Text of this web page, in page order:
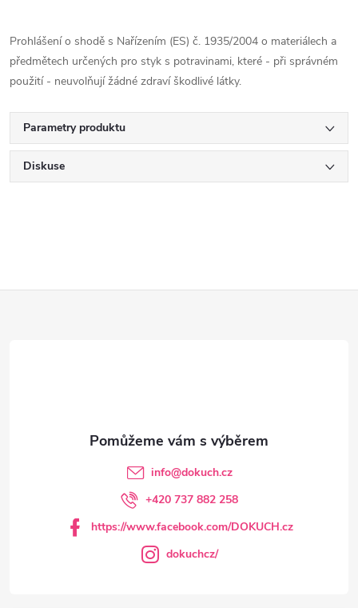
Prohlášení o shodě s Nařízením (ES) č. 1935/2004 o materiálech a
předmětech určených pro styk s potravinami, které - při správném
použití - neuvolňují žádné zdraví škodlivé látky.
Parametry produktu
Diskuse
info@dokuch.cz
+420 737 882 258
https://www.facebook.com/DOKUCH.cz
dokuchcz/